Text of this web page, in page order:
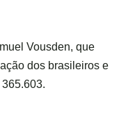
Vousden, que
dos brasileiros e